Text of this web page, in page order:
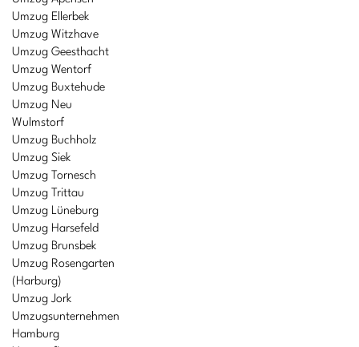
Umzug Ellerbek
Umzug Witzhave
Umzug Geesthacht
Umzug Wentorf
Umzug Buxtehude
Umzug Neu
Wulmstorf
Umzug Buchholz
Umzug Siek
Umzug Tornesch
Umzug Trittau
Umzug Lüneburg
Umzug Harsefeld
Umzug Brunsbek
Umzug Rosengarten
(Harburg)
Umzug Jork
Umzugsunternehmen
Hamburg